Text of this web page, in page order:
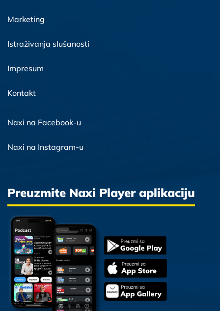
Marketing
Istraživanja slušanosti
Impresum
Kontakt
Naxi na Facebook-u
Naxi na Instagram-u
Preuzmite Naxi Player aplikaciju